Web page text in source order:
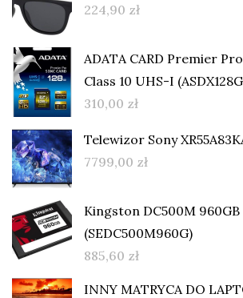
224,90 zł
ADATA CARD Premier Pro
Class 10 UHS-I
310,00 zł
Telewizor Sony
7799,00 zł
Kingston DC500M 960GB
(SEDC500M960G)
885,60 zł
INNY MATRYCA DO